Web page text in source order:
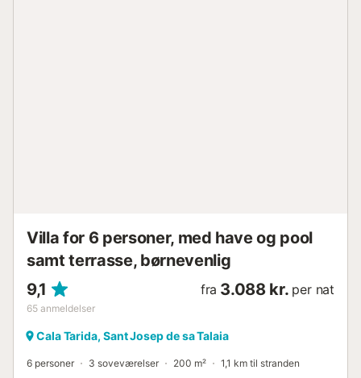
Villa for 6 personer, med have og pool
samt terrasse, børnevenlig
9,1
65 anmeldelser
fra 3.088 kr. per nat
Cala Tarida, Sant Josep de sa Talaia
6 personer 3 soveværelser 200 m² 1,1 km til stranden